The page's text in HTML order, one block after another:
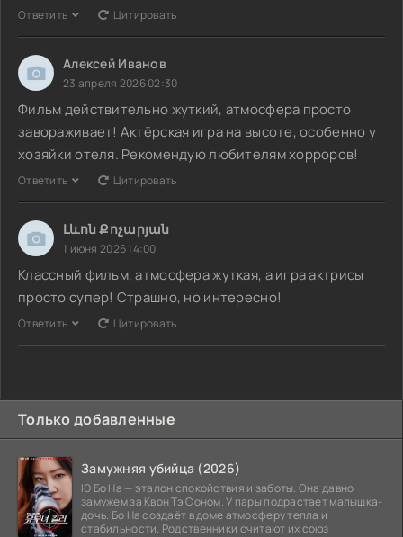
Ответить Цитировать
Алексей Иванов
23 апреля 2026 02:30
Фильм действительно жуткий, атмосфера просто
завораживает! Актёрская игра на высоте, особенно у
хозяйки отеля. Рекомендую любителям хорроров!
Ответить Цитировать
Լևոն Քոչարյան
1 июня 2026 14:00
Классный фильм, атмосфера жуткая, а игра актрисы
просто супер! Страшно, но интересно!
Ответить Цитировать
Только добавленные
Замужняя убийца (2026)
Ю Бо На — эталон спокойствия и заботы. Она давно
замужем за Квон Тэ Соном. У пары подрастает малышка-
дочь. Бо На создаёт в доме атмосферу тепла и
стабильности. Родственники считают их союз